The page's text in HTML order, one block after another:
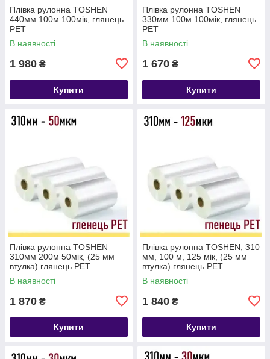
Плівка рулонна TOSHEN
440мм 100м 100мік, глянець
PET
В наявності
1 980 ₴
Купити
Плівка рулонна TOSHEN
330мм 100м 100мік, глянець
PET
В наявності
1 670 ₴
Купити
Плівка рулонна TOSHEN
310мм 200м 50мік, (25 мм
втулка) глянець PET
В наявності
1 870 ₴
Купити
Плівка рулонна TOSHEN, 310
мм, 100 м, 125 мік, (25 мм
втулка) глянець PET
В наявності
1 840 ₴
Купити